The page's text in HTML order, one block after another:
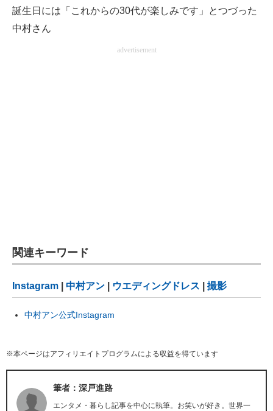
誕生日には「これからの30代が楽しみです」とつづった
中村さん
advertisement
関連キーワード
Instagram 中村アン ウエディングドレス 撮影
中村アン公式Instagram
※本ページはアフィリエイトプログラムによる収益を得ています
筆者：深戸進路
エンタメ・暮らし記事を中心に執筆。お笑いが好き。世界一